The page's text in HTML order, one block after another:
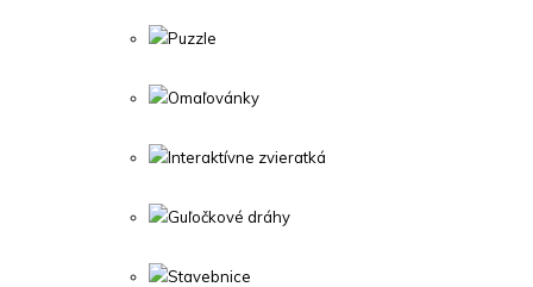
Puzzle
Omaľovánky
Interaktívne zvieratká
Guľočkové dráhy
Stavebnice